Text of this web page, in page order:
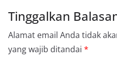
Tinggalkan
Alamat email Anda tidak
yang wajib ditandai *